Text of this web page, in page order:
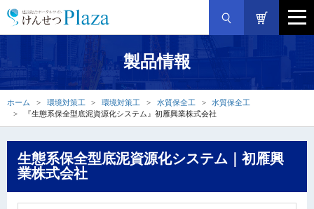
製品情報
ホーム 環境対策工 環境対策工 水質保全工
水質保全工
『生態系保全型底泥資源化システム』初雁興業株式会社
生態系保全型底泥資源化システム｜初雁興
業株式会社